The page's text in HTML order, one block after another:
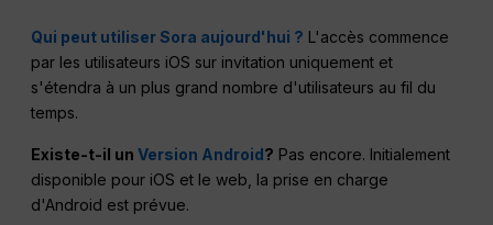
Qui peut utiliser Sora aujourd'hui ? L'accès commence
par les utilisateurs iOS sur invitation uniquement et
s'étendra à un plus grand nombre d'utilisateurs au fil du
temps.
Existe-t-il unVersion Android? Pas encore. Initialement
disponible pour iOS et le web, la prise en charge
d'Android est prévue.